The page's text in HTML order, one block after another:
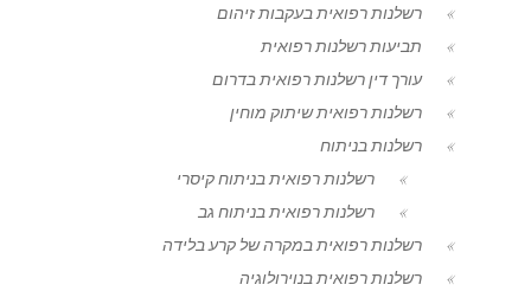
רשלנות רפואית בעקבות זיהום
תביעות רשלנות רפואית
עורך דין רשלנות רפואית בדרום
רשלנות רפואית שיתוק מוחין
רשלנות בניתוח
רשלנות רפואית בניתוח קיסרי
רשלנות רפואית בניתוח גב
רשלנות רפואית במקרה של קרע בלידה
רשלנות רפואית בנוירולוגיה